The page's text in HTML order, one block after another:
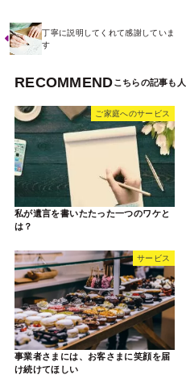
丁寧に説明してくれて感謝していま
す
RECOMMEND
ご家庭へのサービス
私が遺言を書いたたった一つのワケと
は？
サービス
事業者さまには、お客さまに笑顔を届
け続けてほしい